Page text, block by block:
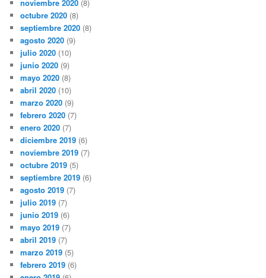
noviembre 2020 (8)
octubre 2020 (8)
septiembre 2020 (8)
agosto 2020 (9)
julio 2020 (10)
junio 2020 (9)
mayo 2020 (8)
abril 2020 (10)
marzo 2020 (9)
febrero 2020 (7)
enero 2020 (7)
diciembre 2019 (6)
noviembre 2019 (7)
octubre 2019 (5)
septiembre 2019 (6)
agosto 2019 (7)
julio 2019 (7)
junio 2019 (6)
mayo 2019 (7)
abril 2019 (7)
marzo 2019 (5)
febrero 2019 (6)